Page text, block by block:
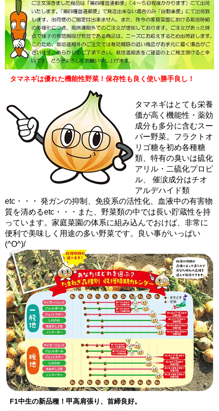
タマネギは優れた機能性野菜！保存性も良く使い勝手良し！
タマネギはとても栄養
価が高く機能性・薬効
成分も多分に含むスー
パー野菜。フラクトオ
リゴ糖を初め各種糖
類、特有の臭いは硫化
アリル・二硫化プロピ
ル、 催涙成分はチオ
アルデハイド類
etc・・・ 発ガンの抑制、免疫系の活性化、血液中の有害物
質を清めるetc・・・また、野菜類の中では長い貯蔵性を持
っています。家庭菜園の体系に組み込んでおけば、非常に
便利で美味しく用途の多い野菜です。良い事がいっぱい
(^O^)/
F1中生の新品種！甲高肩張り、首締良好。